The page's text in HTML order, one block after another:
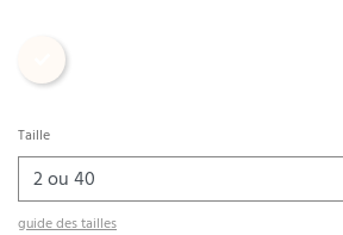
Taille
guide des tailles